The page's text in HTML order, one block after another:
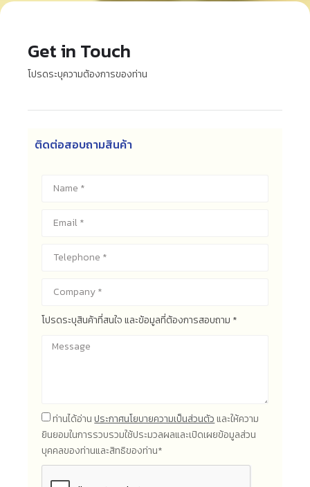
Get in Touch
โปรดระบุความต้องการของท่าน
ติดต่อสอบถามสินค้า
โปรดระบุสินค้าที่สนใจ และข้อมูลที่ต้องการสอบถาม *
ท่านได้อ่านประกาศนโยบายความเป็นส่วนตัวและให้ความ
ยินยอมในการรวบรวมใช้ประมวลผลและเปิดเผยข้อมูลส่วน
บุคคลของท่านและสิทธิของท่าน*